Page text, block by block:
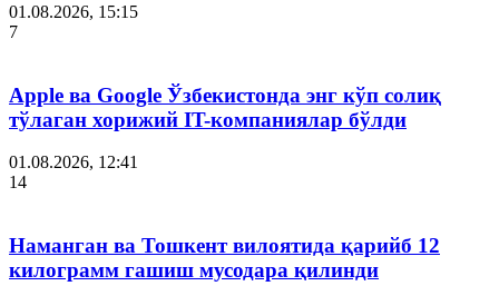
01.08.2026, 15:15
7
Apple ва Google Ўзбекистонда энг кўп солиқ
тўлаган хорижий IT-компаниялар бўлди
01.08.2026, 12:41
14
Наманган ва Тошкент вилоятида қарийб 12
килограмм гашиш мусодара қилинди